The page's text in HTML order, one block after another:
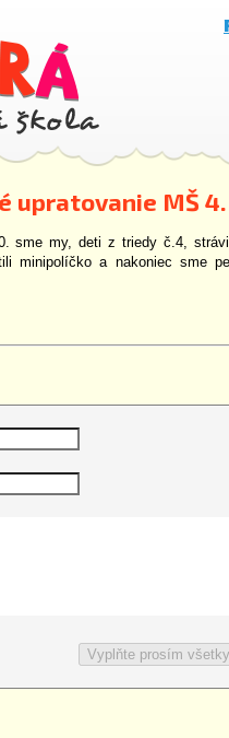
upratovanie MŠ
sme my, deti z triedy č.4,
minipolíčko a nakoniec sme